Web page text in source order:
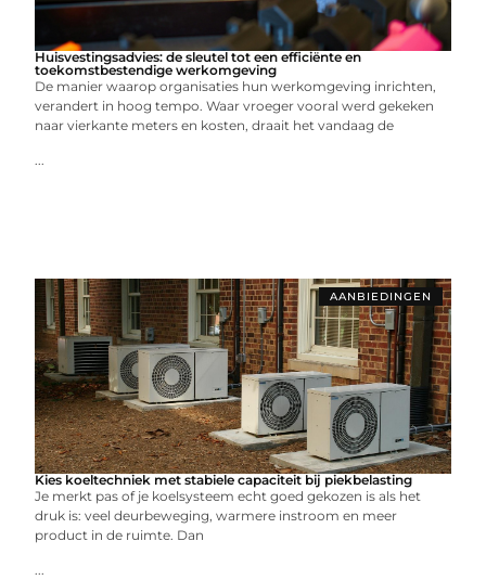
Huisvestingsadvies: de sleutel tot een efficiënte en
toekomstbestendige werkomgeving
De manier waarop organisaties hun werkomgeving inrichten,
verandert in hoog tempo. Waar vroeger vooral werd gekeken
naar vierkante meters en kosten, draait het vandaag de
...
AANBIEDINGEN
Kies koeltechniek met stabiele capaciteit bij piekbelasting
Je merkt pas of je koelsysteem echt goed gekozen is als het
druk is: veel deurbeweging, warmere instroom en meer
product in de ruimte. Dan
...